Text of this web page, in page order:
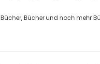
Bücher, Bücher und noch mehr